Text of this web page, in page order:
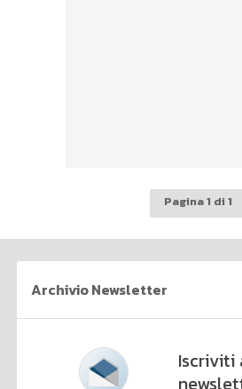
Pagina 1 di 1
Archivio Newsletter
Iscriviti